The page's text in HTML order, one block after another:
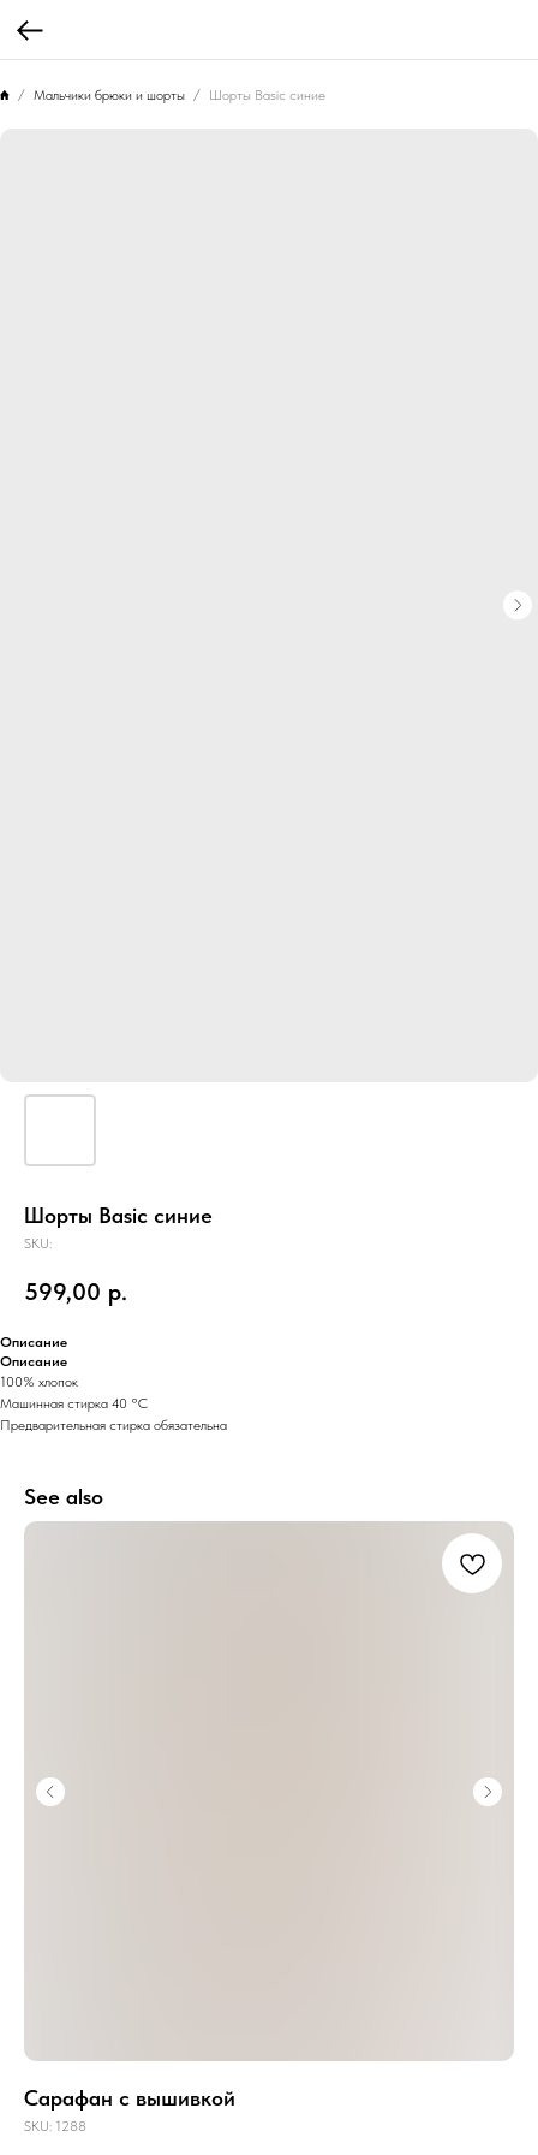
Мальчики брюки и шорты Шорты Basic синие
Шорты Basic синие
SKU:
599,00 р.
Описание
Описание
100% хлопок
Машинная стирка 40 °C
Предварительная стирка обязательна
See also
Сарафан с вышивкой
SKU: 1288